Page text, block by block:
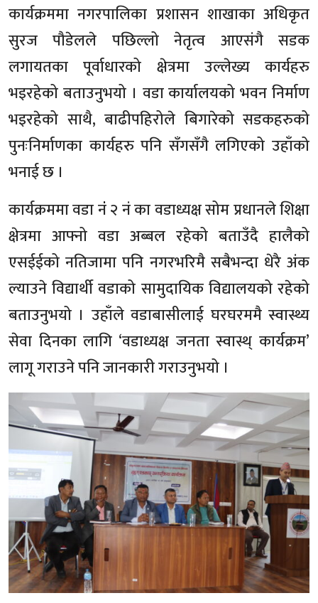
कार्यक्रममा नगरपालिका प्रशासन शाखाका अधिकृत
सुरज पौडेलले पछिल्लो नेतृत्व आएसंगै सडक
लगायतका पूर्वाधारको क्षेत्रमा उल्लेख्य कार्यहरु
भइरहेको बताउनुभयो । वडा कार्यालयको भवन निर्माण
भइरहेको साथै, बाढीपहिरोले बिगारेको सडकहरुको
पुनःनिर्माणका कार्यहरु पनि सँगसँगै लगिएको उहाँको
भनाई छ ।
कार्यक्रममा वडा नंं २ नं का वडाध्यक्ष सोम प्रधानले शिक्षा
क्षेत्रमा आफ्नो वडा अब्बल रहेको बताउँदै हालैको
एसईईको नतिजामा पनि नगरभरिमै सबैभन्दा धेरै अंक
ल्याउने विद्यार्थी वडाको सामुदायिक विद्यालयको रहेको
बताउनुभयो । उहाँले वडाबासीलाई घरघरममै स्वास्थ्य
सेवा दिनका लागि ‘वडाध्यक्ष जनता स्वास्थ् कार्यक्रम’
लागू गराउने पनि जानकारी गराउनुभयो ।